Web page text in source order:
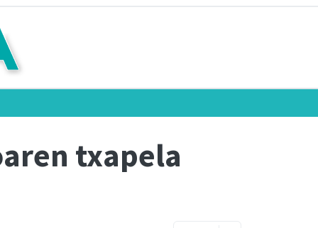
txapela